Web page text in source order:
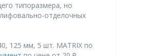
типоразмера, но
отделочных
125 мм, 5 шт. MATRIX по